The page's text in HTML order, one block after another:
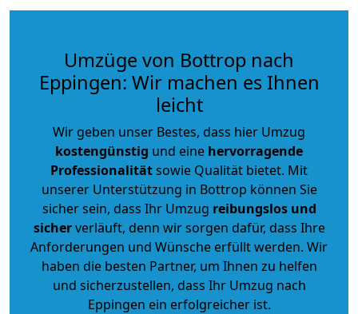
Umzüge von Bottrop nach
Eppingen: Wir machen es Ihnen
leicht
Wir geben unser Bestes, dass hier Umzug
kostengünstig und eine hervorragende
Professionalitätsowie Qualität bietet. Mit
unserer Unterstützung in Bottrop können Sie
sicher sein, dass Ihr Umzug reibungslos und
sicherverläuft, denn wir sorgen dafür, dass Ihre
Anforderungen und Wünsche erfüllt werden. Wir
haben die besten Partner, um Ihnen zu helfen
und sicherzustellen, dass Ihr Umzug nach
Eppingen ein erfolgreicher ist.